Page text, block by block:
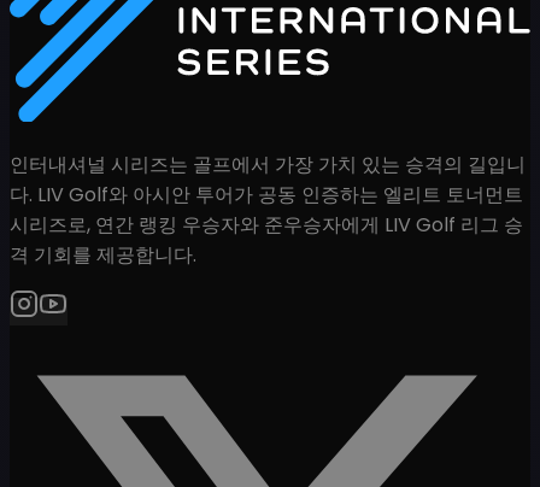
인터내셔널 시리즈는 골프에서 가장 가치 있는 승격의 길입니
다. LIV Golf와 아시안 투어가 공동 인증하는 엘리트 토너먼트
시리즈로, 연간 랭킹 우승자와 준우승자에게 LIV Golf 리그 승
격 기회를 제공합니다.